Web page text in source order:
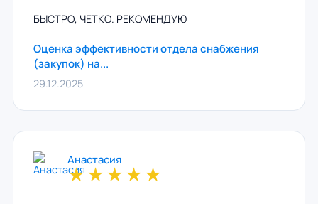
БЫСТРО, ЧЕТКО. РЕКОМЕНДУЮ
Оценка эффективности отдела снабжения
(закупок) на...
29.12.2025
Анастасия
★★★★★